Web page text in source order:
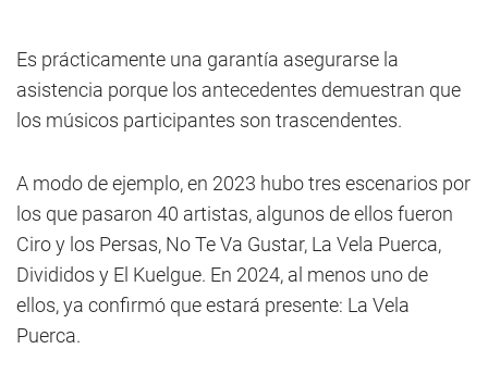
Es prácticamente una garantía asegurarse la
asistencia porque los antecedentes demuestran que
los músicos participantes son trascendentes.
A modo de ejemplo, en 2023 hubo tres escenarios por
los que pasaron 40 artistas, algunos de ellos fueron
Ciro y los Persas, No Te Va Gustar, La Vela Puerca,
Divididos y El Kuelgue. En 2024, al menos uno de
ellos, ya confirmó que estará presente: La Vela
Puerca.